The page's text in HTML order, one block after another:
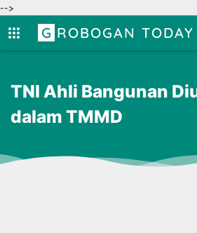
-->
GROBOGAN TODAY
TNI Ahli Bangunan
dalam TMMD